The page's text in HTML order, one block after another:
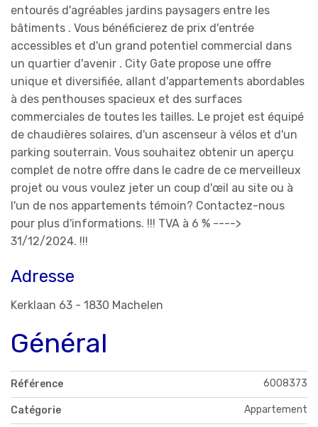
entourés d'agréables jardins paysagers entre les
bâtiments . Vous bénéficierez de prix d'entrée
accessibles et d'un grand potentiel commercial dans
un quartier d'avenir . City Gate propose une offre
unique et diversifiée, allant d'appartements abordables
à des penthouses spacieux et des surfaces
commerciales de toutes les tailles. Le projet est équipé
de chaudières solaires, d'un ascenseur à vélos et d'un
parking souterrain. Vous souhaitez obtenir un aperçu
complet de notre offre dans le cadre de ce merveilleux
projet ou vous voulez jeter un coup d'œil au site ou à
l'un de nos appartements témoin? Contactez-nous
pour plus d'informations. !!! TVA à 6 % ---->
31/12/2024. !!!
Adresse
Kerklaan 63 - 1830 Machelen
Général
Référence 6008373
Catégorie Appartement